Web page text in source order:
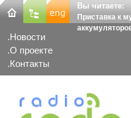
Вы читаете:
Приставка к
Новости
О проекте
Контакты